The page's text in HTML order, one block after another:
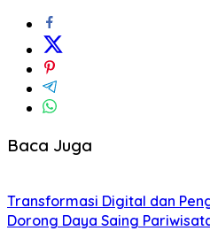
Baca Juga
Transformasi Digital dan
Dorong Daya Saing